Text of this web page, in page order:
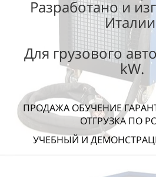
Разработано и
Для грузового
kW.
ПРОДАЖА ОБУЧЕНИЕ
ОТГРУЗКА ПО
УЧЕБНЫЙ И